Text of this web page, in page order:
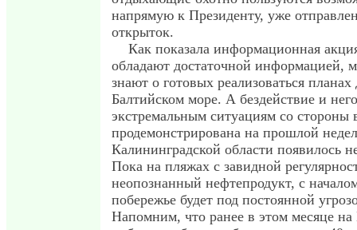
напрямую к Президенту, уже
открыток.
Как показала информационная
обладают достаточной информацией,
знают о готовых реализоваться
Балтийском море. А бездействие и
экстремальным ситуациям со стороны
продемонстрирована на прошлой
Калининградской области появилось
Пока на пляжах с завидной
неопознанный нефтепродукт, с
побережье будет под постоянной
Напомним, что ранее в этом месяце на